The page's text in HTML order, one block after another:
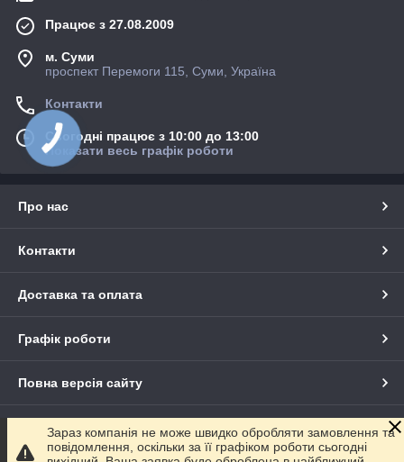
Працює з 27.08.2009
м. Суми
проспект Перемоги 115, Суми, Україна
Контакти
Сьогодні працює з 10:00 до 13:00
Показати весь графік роботи
Про нас
Контакти
Доставка та оплата
Графік роботи
Повна версія сайту
Сайт створено на маркетплейсі Prom.ua
Зараз компанія не може швидко обробляти замовлення та
повідомлення, оскільки за її графіком роботи сьогодні